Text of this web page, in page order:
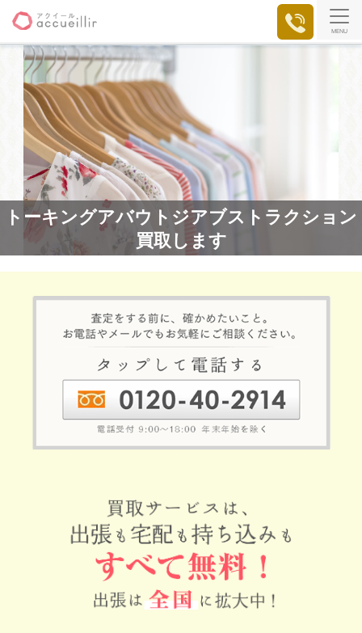
MENU
トーキングアバウトジアブストラクション
買取します